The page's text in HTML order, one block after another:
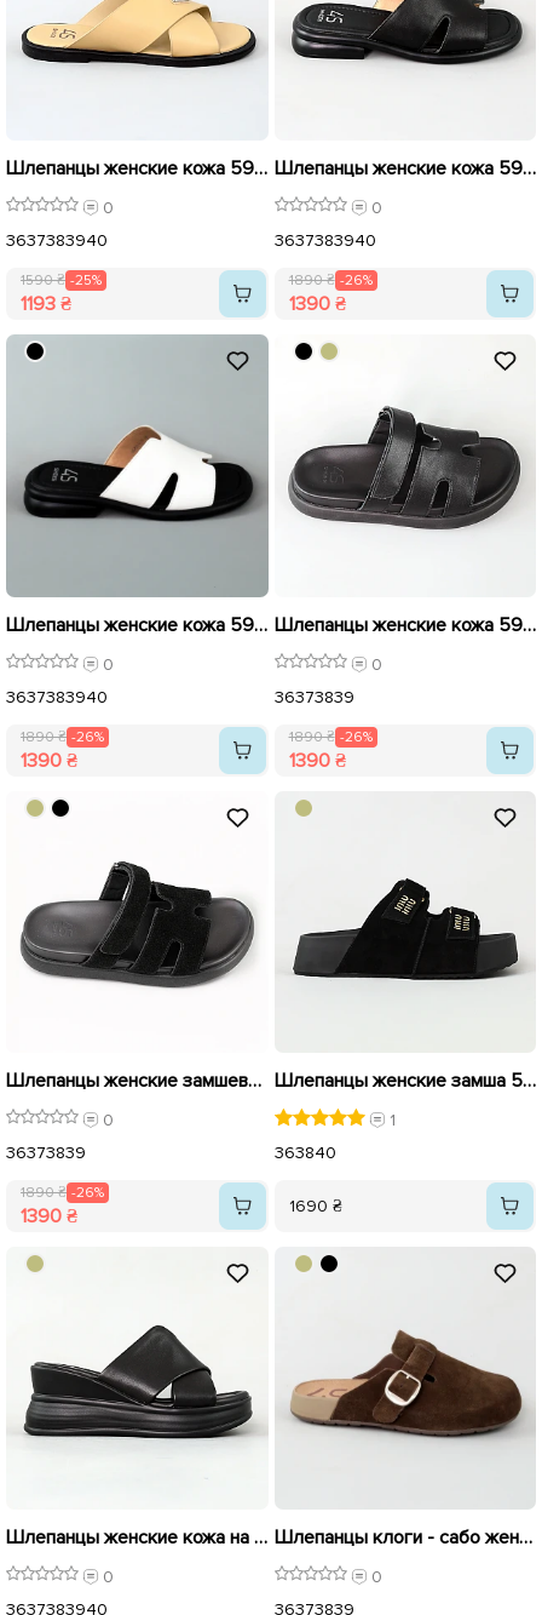
Шлепанцы женские кожа 595421 Бежевые распродажа
0
3637383940
1590 ₴ -25%
1193 ₴
Шлепанцы женские кожа 595427 Черные распродажа
0
3637383940
1890 ₴ -26%
1390 ₴
Шлепанцы женские кожа 595428 Белые распродажа
0
3637383940
1890 ₴ -26%
1390 ₴
Шлепанцы женские кожа 595426 Черные распродажа
0
36373839
1890 ₴ -26%
1390 ₴
Шлепанцы женские замшевые 595429 Черные распродажа
0
36373839
1890 ₴ -26%
1390 ₴
Шлепанцы женские замша 595442 Черные
1
363840
1690 ₴
Шлепанцы женские кожа на танкетке 595419 Черные распродажа
0
3637383940
Шлепанцы клоги - сабо женские замшевые 595415 Коричневые.
0
36373839